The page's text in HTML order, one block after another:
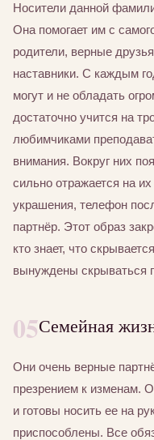
Носители данной
Она помогает им с
родители, верные
наставники. С каждым
могут и не обладать
достаточно учится на
любимчиками
внимания. Вокруг них
сильно отражается на
украшения, телефон
партнёр. Этот образ
кто знает, что
вынуждены скрываться
05Семейная
Они очень верные
презрением к изменам.
и готовы носить ее на
приспособлены. Все